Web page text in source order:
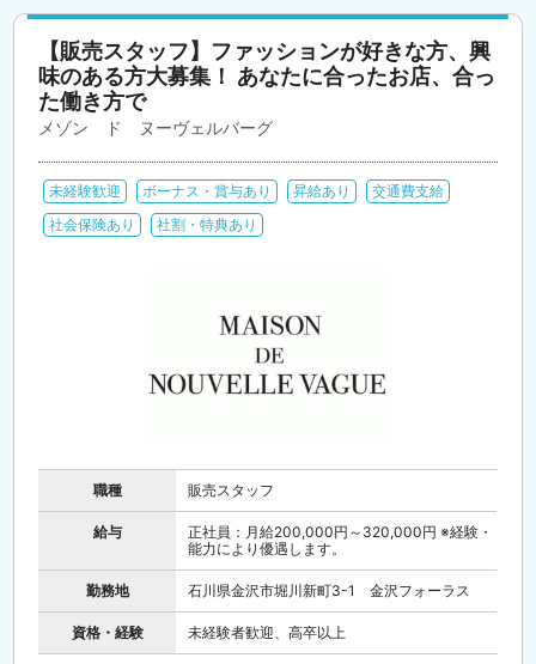
【販売スタッフ】ファッションが好きな方、興
味のある方大募集！ あなたに合ったお店、合っ
た働き方で
メゾン ド ヌーヴェルバーグ
未経験歓迎 ボーナス・賞与あり 昇給あり
交通費支給
社会保険あり
社割・特典あり
職種 販売スタッフ
給与
正社員：月給200,000円～320,000円 ※経験・
能力により優遇します。
勤務地 石川県金沢市堀川新町3-1 金沢フォーラス
資格・経験 未経験者歓迎、高卒以上